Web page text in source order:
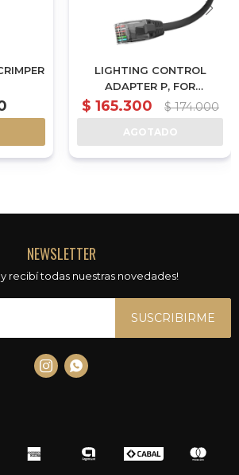
LIGHTING CONTROL
ADAPTER P, FOR
CONTROLLING PHANTOM
BALLAST - LMA-11
$ 165.300 $ 174.000
AGOTADO
NEWSLETTER
y recibí todas nuestras novedades!
SUSCRIBIRME
 